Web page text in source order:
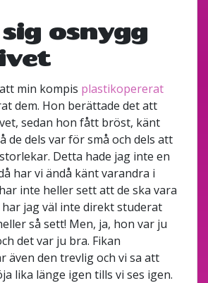
osnygg
min kompis plastikopererat
dem. Hon berättade det att
sedan hon fått bröst, känt
de dels var för små och dels att
Detta hade jag inte en
har vi ändå känt varandra i
inte heller sett att de ska vara
jag väl inte direkt studerat
så sett! Men, ja, hon var ju
det var ju bra. Fikan
även den trevlig och vi sa att
lika länge igen tills vi ses igen.